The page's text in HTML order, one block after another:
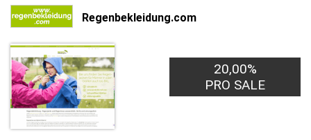
Regenbekleidung.com
20,00%
PRO SALE